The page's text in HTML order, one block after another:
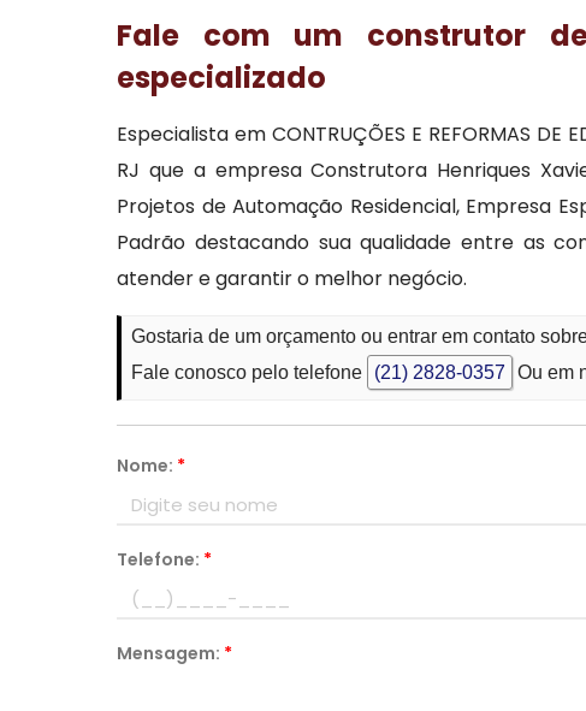
Fale com um construtor
especializado
Especialista em CONTRUÇÕES E REFORMAS
RJ que a empresa Construtora Henriques
Projetos de Automação Residencial, Empresa
Padrão destacando sua qualidade entre as
atender e garantir o melhor negócio.
Gostaria de um orçamento ou entrar em contato
Fale conosco pelo telefone
(21) 2828-0357 Ou em
Nome: *
Telefone: *
Mensagem: *